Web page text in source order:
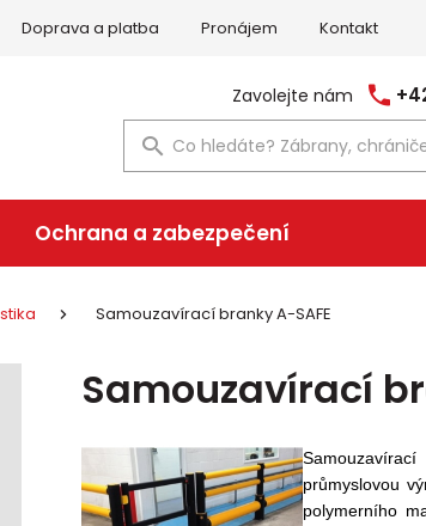
Doprava a platba Pronájem Kontakt
Zavolejte nám
Ochrana a zabezpečení
Samouzavírací branky A-SAFE
Samouzavírací
Samouzavírací
průmyslovou
polymerního